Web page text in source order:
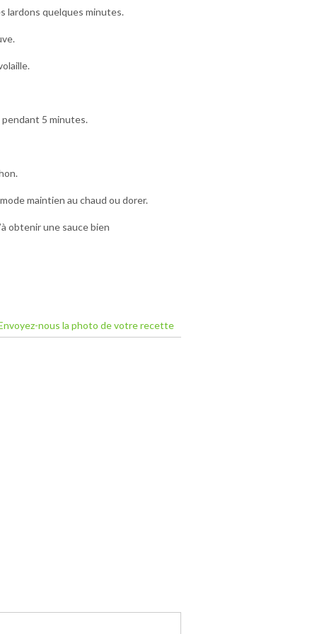
lardons quelques minutes.
pendant 5 minutes.
maintien au chaud ou dorer.
obtenir une sauce bien
nous la photo de votre recette